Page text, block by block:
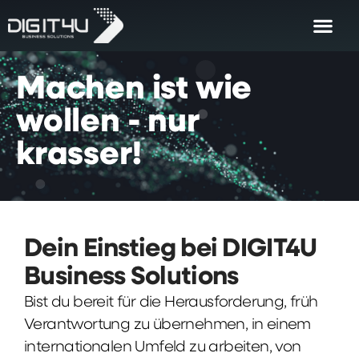
Machen ist wie
wollen - nur
krasser!
Dein Einstieg bei DIGIT4U
Business Solutions
Bist du bereit für die Herausforderung, früh
Verantwortung zu übernehmen, in einem
internationalen Umfeld zu arbeiten, von